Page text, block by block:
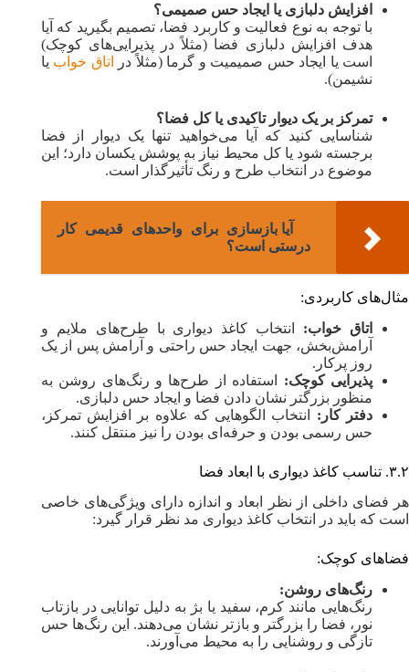
افزایش دلبازی یا ایجاد حس صمیمی؟
با توجه به نوع فعالیت و کاربرد فضا، تصمیم بگیرید که آیا
هدف افزایش دلبازی فضا (مثلاً در پذیرایی‌های کوچک)
است یا ایجاد حس صمیمیت و گرما (مثلاً در
اتاق خواب یا
نشیمن).
تمرکز بر یک دیوار تاکیدی یا کل فضا؟
شناسایی کنید که آیا می‌خواهید تنها یک دیوار از فضا
برجسته شود یا کل محیط نیاز به پوشش یکسان دارد؛ این
موضوع در انتخاب طرح و رنگ تأثیرگذار است.
آیا بازسازی برای واحدهای قدیمی کار
درستی است؟
مثال‌های کاربردی:
اتاق خواب: انتخاب کاغذ دیواری با طرح‌های ملایم و
آرامش‌بخش، جهت ایجاد حس راحتی و آرامش پس از یک
روز پرکار.
پذیرایی کوچک: استفاده از طرح‌ها و رنگ‌های روشن به
منظور بزرگتر نشان دادن فضا و ایجاد حس دلبازی.
دفتر کار: انتخاب الگوهایی که علاوه بر افزایش تمرکز،
حس رسمی بودن و حرفه‌ای بودن را نیز منتقل کنند.
۳.۲. تناسب کاغذ دیواری با ابعاد فضا
هر فضای داخلی از نظر ابعاد و اندازه دارای ویژگی‌های خاصی
است که باید در انتخاب کاغذ دیواری مد نظر قرار گیرد:
فضاهای کوچک:
رنگ‌های روشن:
رنگ‌هایی مانند کرم، سفید یا بژ به دلیل توانایی در بازتاب
نور، فضا را بزرگتر و بازتر نشان می‌دهند. این رنگ‌ها حس
تازگی و روشنایی را به محیط می‌آورند.